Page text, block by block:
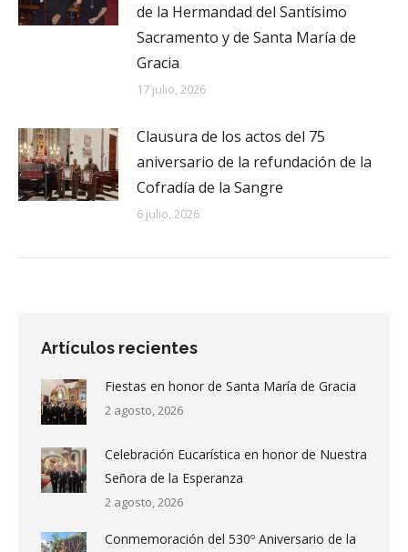
de la Hermandad del Santísimo
Sacramento y de Santa María de
Gracia
17 julio, 2026
Clausura de los actos del 75
aniversario de la refundación de la
Cofradía de la Sangre
6 julio, 2026
Artículos recientes
Fiestas en honor de Santa María de Gracia
2 agosto, 2026
Celebración Eucarística en honor de Nuestra
Señora de la Esperanza
2 agosto, 2026
Conmemoración del 530º Aniversario de la